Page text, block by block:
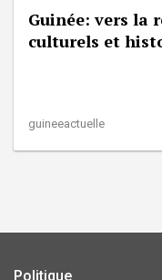
Guinée: vers la
culturels et
guineeactuelle
Politique